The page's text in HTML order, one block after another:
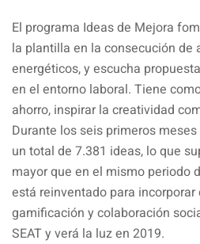
El programa Ideas de Mejora
la plantilla en la consecución de
energéticos, y escucha
en el entorno laboral. Tiene
ahorro, inspirar la creatividad
Durante los seis primeros
un total de 7.381 ideas, lo que
mayor que en el mismo periodo
está reinventado para
gamificación y colaboración
SEAT y verá la luz en 2019.